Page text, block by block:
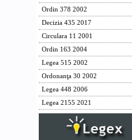
Ordin 378 2002
Decizia 435 2017
Circulara 11 2001
Ordin 163 2004
Legea 515 2002
Ordonanţa 30 2002
Legea 448 2006
Legea 2155 2021